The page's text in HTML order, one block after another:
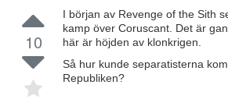
10
I början av Revenge of the Sith
kamp över Coruscant. Det är
här är höjden av klonkrigen.
Så hur kunde separatisterna
Republiken?